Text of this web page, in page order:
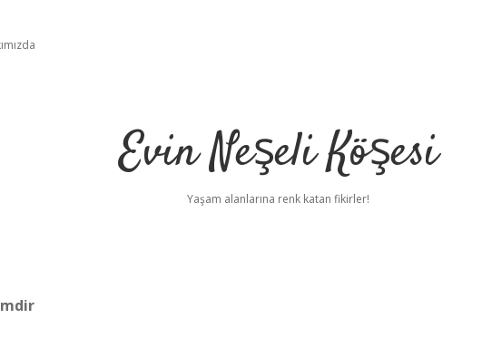
Evin Neşeli Köşesi
Yaşam alanlarına renk katan fikirler!